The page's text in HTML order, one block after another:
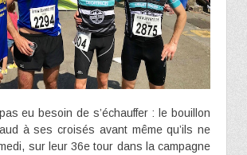
eu besoin de s’échauffer : le bouillon
à ses croisés avant même qu’ils ne
sur leur 36e tour dans la campagne